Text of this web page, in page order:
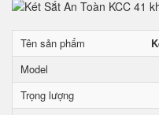
Tên sản phẩm
Model
Trọng lượng